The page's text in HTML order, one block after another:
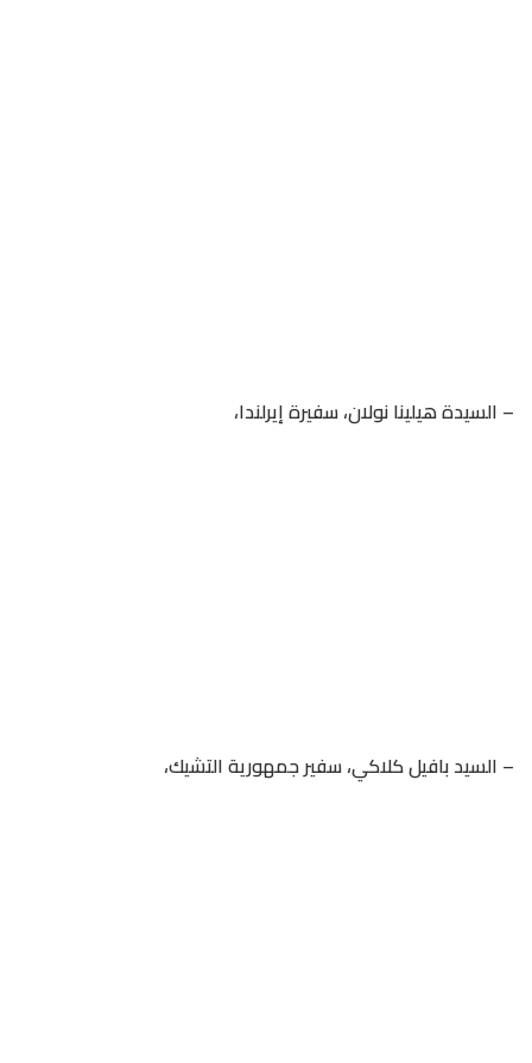
– السيدة هيلينا نولان، سفيرة إيرلندا،
– السيد بافيل كلاكي، سفير جمهورية التشيك،